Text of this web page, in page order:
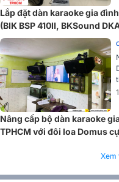
Với bộ xử lý DSP 32-bit nổi,
cùng khả năng tự động cắt
Lắp đặt dàn karaoke gia
(BIK BSP 410II, BKSound
Nâng cấp bộ dàn karaoke
TPHCM với đôi loa Domus
Xem